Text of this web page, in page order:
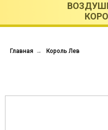
Главная → Король Лев